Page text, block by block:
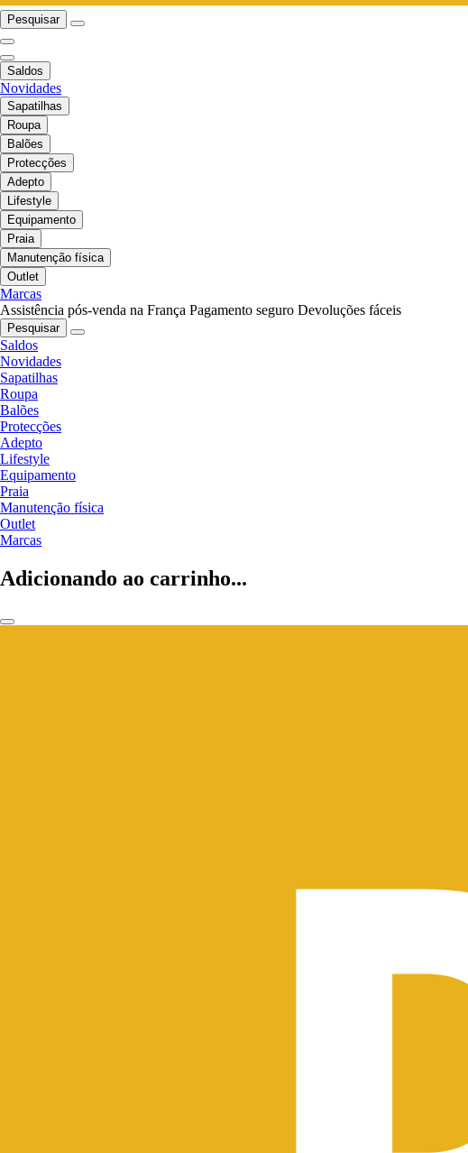
Pesquisar
Saldos
Novidades
Sapatilhas
Roupa
Balões
Protecções
Adepto
Lifestyle
Equipamento
Praia
Manutenção física
Outlet
Marcas
Assistência pós-venda na França Pagamento seguro Devoluções fáceis
Pesquisar
Saldos
Novidades
Sapatilhas
Roupa
Balões
Protecções
Adepto
Lifestyle
Equipamento
Praia
Manutenção física
Outlet
Marcas
Adicionando ao carrinho...